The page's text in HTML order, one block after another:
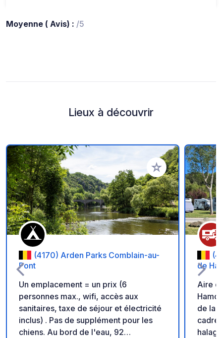
Moyenne ( Avis) : /5
Lieux à découvrir
Ajouter à vos
(4170) Arden Parks Comblain-au-
Pont
Un emplacement = un prix (6
personnes max., wifi, accès aux
sanitaires, taxe de séjour et électricité
inclus) . Pas de supplément pour les
chiens. Au bord de l'eau, 92
de
Aire
Hamoir. Espace verdoyant à
de la
cadre